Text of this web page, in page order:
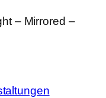
– Mirrored –